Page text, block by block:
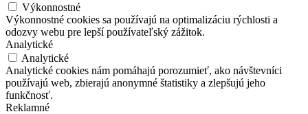
Výkonnostné
Výkonnostné cookies sa používajú na optimalizáciu rýchlosti a
odozvy webu pre lepší používateľský zážitok.
Analytické
Analytické
Analytické cookies nám pomáhajú porozumieť, ako návštevníci
používajú web, zbierajú anonymné štatistiky a zlepšujú jeho
funkčnosť.
Reklamné